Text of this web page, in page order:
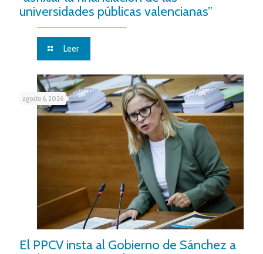
universidades públicas valencianas”
Leer
agosto 6, 2026
El PPCV insta al Gobierno de Sánchez a